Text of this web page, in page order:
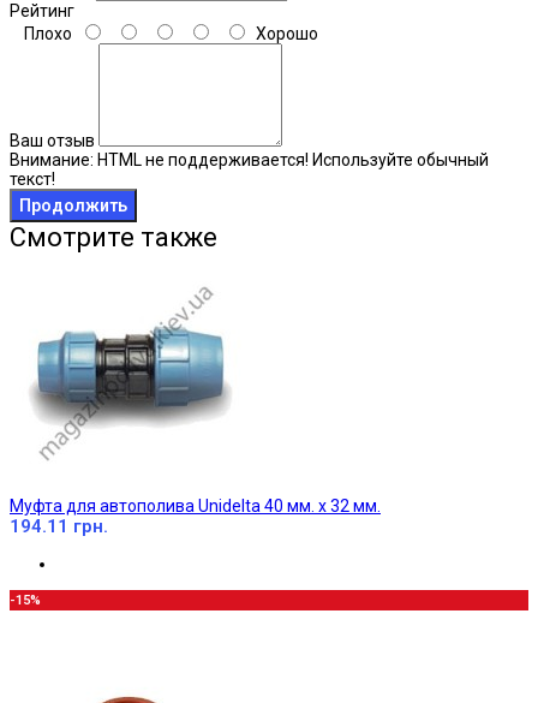
Рейтинг
Плохо
Хорошо
Ваш отзыв
Внимание: HTML не поддерживается! Используйте обычный
текст!
Продолжить
Смотрите также
Муфта для автополива Unidelta 40 мм. х 32 мм.
194.11 грн.
-15%